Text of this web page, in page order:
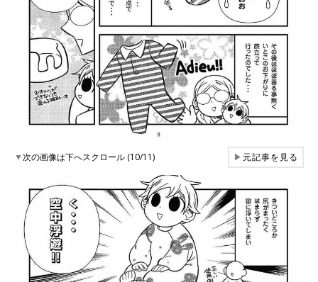
▼次の画像は下へスクロール (10/11) ▶元記事を見る